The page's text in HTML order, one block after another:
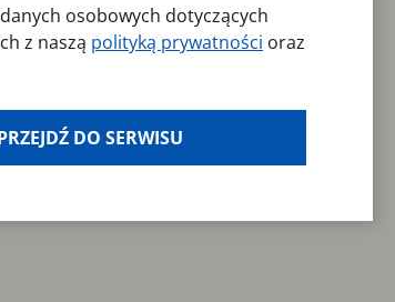
osobowych dotyczących
z naszą polityką prywatności oraz
i regulaminy — zresetuj
DO SERWISU